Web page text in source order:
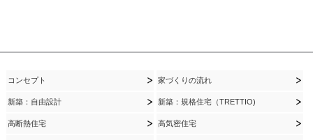
コンセプト 家づくりの流れ
新築：自由設計 新築：規格住宅（TRETTIO)
高断熱住宅 高気密住宅